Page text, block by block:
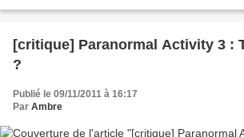
[critique] Paranormal Activity 3 :
?
Publié le 09/11/2011 à 16:17
Par Ambre